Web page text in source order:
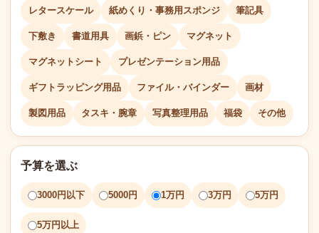
レタースケール 紙めくり・事務用スポンジ 筆記具
下敷き 書道用具 画鋲・ピン マグネット
マグネットシート プレゼンテーション用品
ギフトラッピング用品 ファイル・バインダー 画材
製図用品 タスキ・腕章 写真整理用品 福袋 その他
予算を選ぶ
3000円以下 5000円 1万円 3万円 5万円
5万円以上